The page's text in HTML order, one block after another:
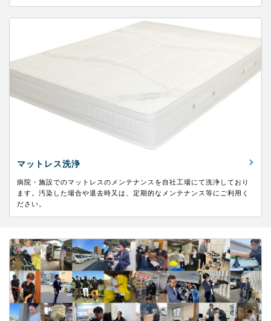
マットレス洗浄
病院・施設でのマットレスのメンテナンスを自社工場にて洗浄しており
ます。汚染した場合や退去時又は、定期的なメンテナンス等にご利用く
ださい。